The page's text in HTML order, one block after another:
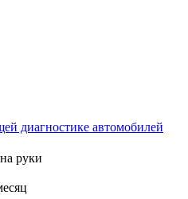
диагностике автомобилей
на руки